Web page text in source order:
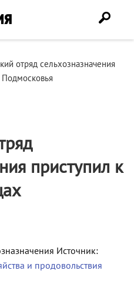
отряд сельхозназначения
Подмосковья
приступил к
Источник:
и продовольствия